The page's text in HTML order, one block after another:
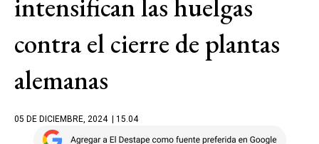
intensifican las huelgas
contra el cierre de plantas
alemanas
05 DE DICIEMBRE, 2024 | 15.04